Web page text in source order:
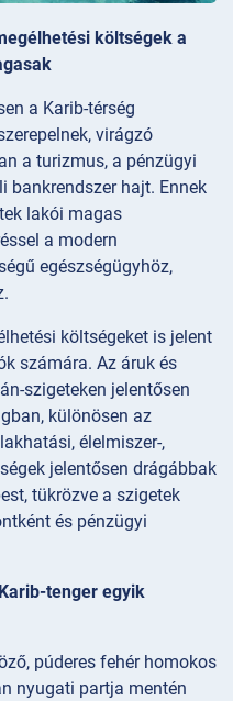
költségek a
a Karib-térség
virágzó
a turizmus, a pénzügyi
bankrendszer hajt. Ennek
lakói magas
a modern
egészségügyhöz,
költségeket is jelent
számára. Az áruk és
szigeteken jelentősen
különösen az
élelmiszer-,
jelentősen drágábbak
tükrözve a szigetek
és pénzügyi
tenger egyik
púderes fehér homokos
nyugati partja mentén